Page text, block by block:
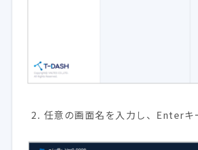
2. 任意の画面名を入力し、Enterキ